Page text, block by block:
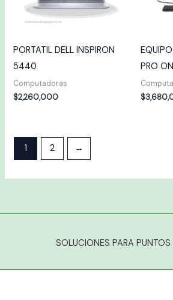
PORTATIL DELL INSPIRON
5440
Computadoras
$2,260,000
PRO
$
1 2 →
SOLUCIONES PARA PUNTOS